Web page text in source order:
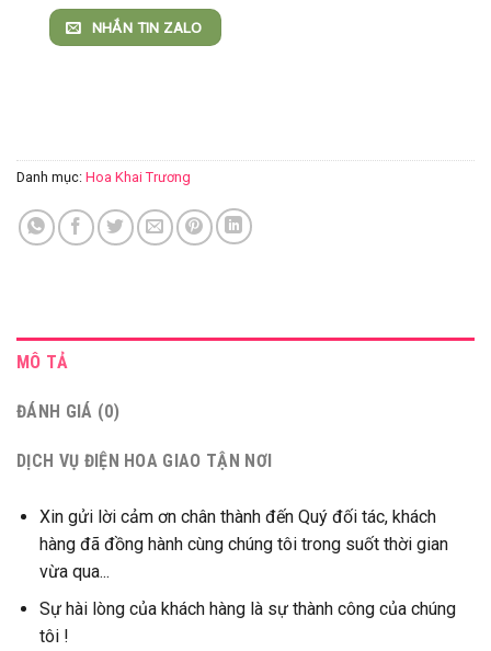
NHẮN TIN ZALO
Danh mục: Hoa Khai Trương
MÔ TẢ
ĐÁNH GIÁ (0)
DỊCH VỤ ĐIỆN HOA GIAO TẬN NƠI
Xin gửi lời cảm ơn chân thành đến Quý đối tác, khách
hàng đã đồng hành cùng chúng tôi trong suốt thời gian
vừa qua...
Sự hài lòng của khách hàng là sự thành công của chúng
tôi !